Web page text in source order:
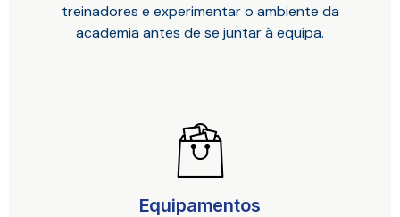
treinadores e experimentar o ambiente da
academia antes de se juntar à equipa.
Equipamentos